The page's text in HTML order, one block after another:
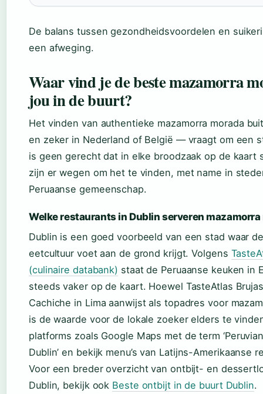
De balans tussen gezondheidsvoordelen en
een afweging.
Waar vind je de beste mazamorra
jou in de buurt?
Het vinden van authentieke mazamorra morada
en zeker in Nederland of België — vraagt om een
is geen gerecht dat in elke broodzaak op de kaart
zijn er wegen om het te vinden, met name in
Peruaanse gemeenschap.
Welke restaurants in Dublin serveren mazamorra
Dublin is een goed voorbeeld van een stad waar
eetcultuur voet aan de grond krijgt. Volgens
(culinaire databank) staat de Peruaanse keuken in
steeds vaker op de kaart. Hoewel TasteAtlas
Cachiche in Lima aanwijst als topadres voor
is de waarde voor de lokale zoeker elders te
platforms zoals Google Maps met de term
Dublin’ en bekijk menu’s van Latijns-Amerikaanse
Voor een breder overzicht van ontbijt- en
Dublin, bekijk ook Beste ontbijt in de buurt Dublin.